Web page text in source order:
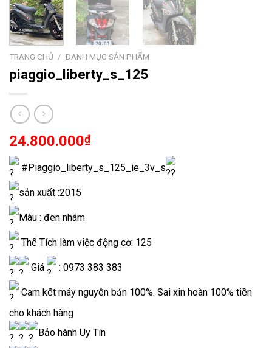
TRANG CHỦ / DANH MỤC SẢN PHẨM
piaggio_liberty_s_125
24.800.000₫
#Piaggio_liberty_s_125_ie_3v_s
sản xuất :2015
Màu : đen nhám
Thể Tích làm việc động cơ: 125
Giá : 0973 383 383
Cam kết máy nguyên bản 100%. Sai xin hoàn 100% tiền
cho khách hàng
Bảo hành Uy Tín